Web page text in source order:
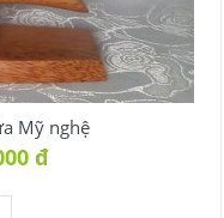
Mỹ nghệ
đ